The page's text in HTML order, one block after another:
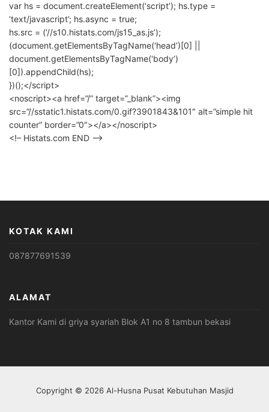
var hs = document.createElement(‘script’); hs.type =
‘text/javascript’; hs.async = true;
hs.src = (‘//s10.histats.com/js15_as.js’);
(document.getElementsByTagName(‘head’)[0] ||
document.getElementsByTagName(‘body’)
[0]).appendChild(hs);
})();</script>
<noscript><a href=”/” target=”_blank”><img
src=”//sstatic1.histats.com/0.gif?3901843&101″ alt=”simple hit
counter” border=”0″></a></noscript>
<!– Histats.com END –>
KOTAK KAMI
087877691539
ALAMAT
Kantor Kami di griya syariah Blok A1 no 8 tambun bekasi
Copyright © 2026 Al-Husna Pusat Kebutuhan Masjid